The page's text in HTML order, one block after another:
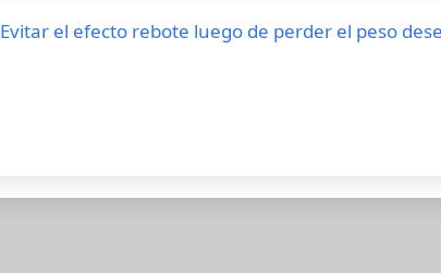
Evitar el efecto rebote luego de perder el peso